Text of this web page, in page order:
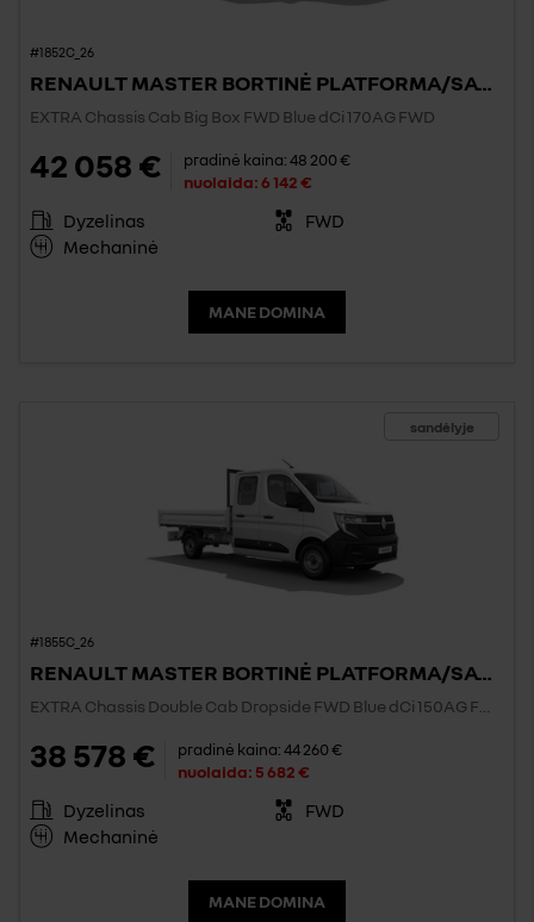
#1852C_26
RENAULT MASTER BORTINĖ PLATFORMA/SAVIVARTIS/BIG BOX
EXTRA Chassis Cab Big Box FWD Blue dCi 170AG FWD
42 058 € pradinė kaina:48 200 €
nuolaida:6 142 €
Dyzelinas
FWD
Mechaninė
MANE DOMINA
sandėlyje
#1855C_26
RENAULT MASTER BORTINĖ PLATFORMA/SAVIVARTIS/BIG BOX
38 578 € pradinė kaina:44 260 €
nuolaida: 5 682 €
Dyzelinas
FWD
Mechaninė
MANE DOMINA